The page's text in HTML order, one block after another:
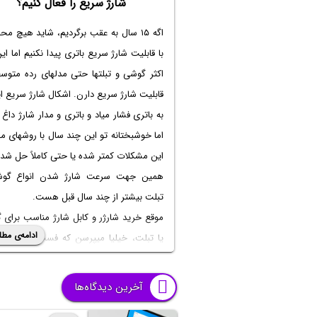
اگه ۱۵ سال به عقب برگردیم، شاید هیچ
با قابلیت شارژ سریع باتری پیدا نکنیم اما
اکثر گوشی و تبلتها حتی مدلهای رده
قابلیت شارژ سریع دارن. اشکال شارژ سریع
به باتری فشار میاد و باتری و مدار شارژ
اما خوشبختانه تو این چند سال با روشهای
این مشکلات کمتر شده یا حتی کاملاً حل
همین جهت سرعت شارژ شدن انواع
تبلت بیشتر از چند سال قبل هست.
موقع خرید شارژر و کابل شارژ مناسب
یا تبلت، خیلیا میپرسن کهفست شارژ چند
استو چه فست شارژی بخریم؟ در این
میخوایم انواع شارژ سریع یا به قول معروف
شارژ سامسونگو شیائومی و آیفون و
ادامه‌ی
آخرین دیدگاه‌ها